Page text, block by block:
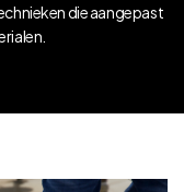
die aangepast